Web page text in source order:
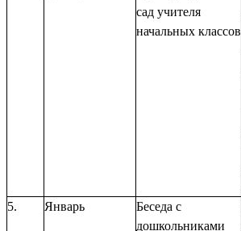
сад учителя
начальных классов
5.
Январь
Беседа с
дошкольниками